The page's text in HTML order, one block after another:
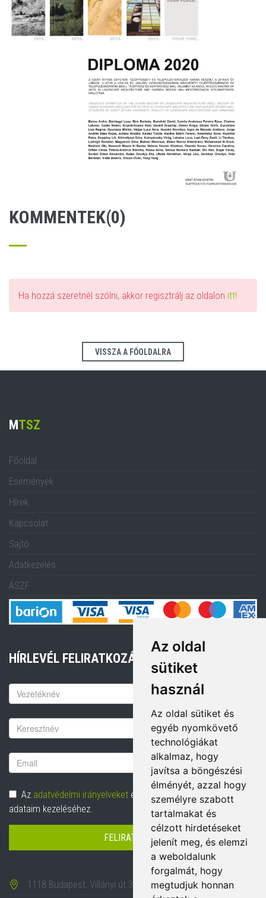
Az oldal
sütiket
használ
Az oldal sütiket és
egyéb nyomkövető
technológiákat
alkalmaz, hogy
javítsa a böngészési
élményét, azzal hogy
személyre szabott
tartalmakat és
célzott hirdetéseket
jelenít meg, és elemzi
a weboldalunk
forgalmát, hogy
megtudjuk honnan
KOMMENTEK(0)
Ha hozzá szeretnél szólni, akkor regisztrálj az oldalon itt!
VISSZA A FŐOLDALRA
M TSZ
Főoldal
Események
Hírek
Kapcsolat
Sajtó
Adatkezelés
ÁSZF
HÍRLEVÉL FELIRATKOZÁS
Keresztnév
Vezetéknév
Email
cím
Adatvédelem
Az adatvédelmi irányelveket elolvastam és hozzájárulok
adataim kezeléséhez.
FELIRATKOZÁS
1118 Budapest, Villányi út 35-43.